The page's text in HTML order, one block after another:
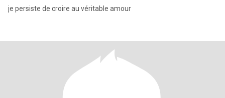
je persiste de croire au véritable amour